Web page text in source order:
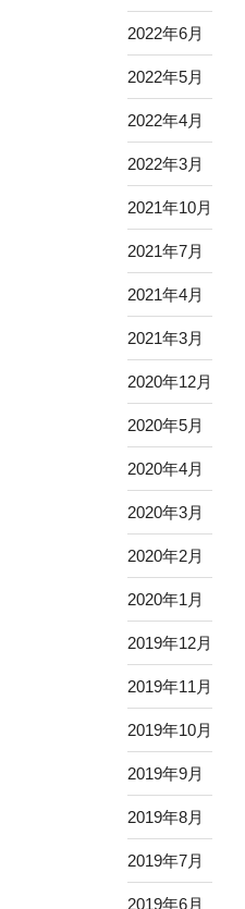
2022年6月
2022年5月
2022年4月
2022年3月
2021年10月
2021年7月
2021年4月
2021年3月
2020年12月
2020年5月
2020年4月
2020年3月
2020年2月
2020年1月
2019年12月
2019年11月
2019年10月
2019年9月
2019年8月
2019年7月
2019年6月